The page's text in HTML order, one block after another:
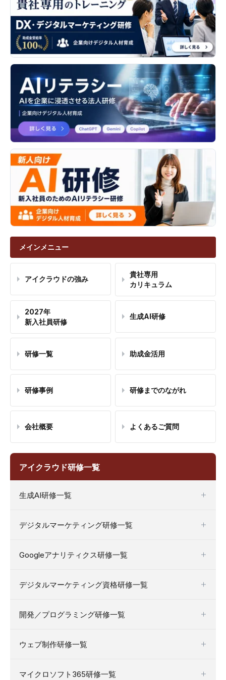
メインメニュー
アイクラウドの強み
貴社専用
カリキュラム
2027年
新入社員研修
生成AI研修
研修一覧 助成金活用
研修事例 研修までのながれ
会社概要 よくあるご質問
アイクラウド研修一覧
生成AI研修一覧
デジタルマーケティング研修一覧
Googleアナリティクス研修一覧
デジタルマーケティング資格研修一覧
開発／プログラミング研修一覧
ウェブ制作研修一覧
マイクロソフト365研修一覧